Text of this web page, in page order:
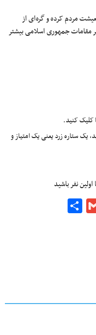
مردم کرده و گره‌‌ای از
مقامات جمهوری اسلامی بیشتر
کلیک کنید.
یک ستاره زرد یعنی یک امتیاز و
نفر باشید
Gmail